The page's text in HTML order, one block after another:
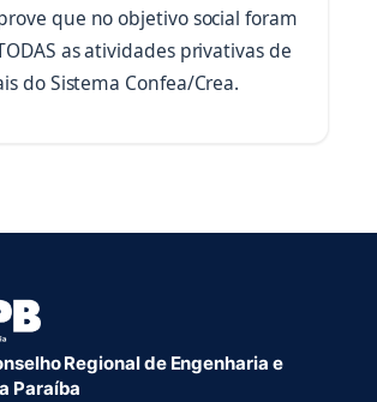
que no objetivo social foram
as atividades privativas de
do Sistema Confea/Crea.
Regional de Engenharia e
Paraíba